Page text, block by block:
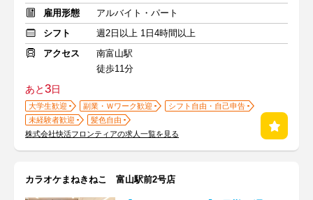
雇用形態
アルバイト・パート
シフト
週2日以上 1日4時間以上
アクセス
南富山駅
徒歩11分
あと3日
大学生歓迎 副業・Ｗワーク歓迎
シフト自由・自己申告
未経験者歓迎
髪色自由
株式会社快活フロンティアの求人一覧を見る
カラオケまねきねこ 富山駅前2号店